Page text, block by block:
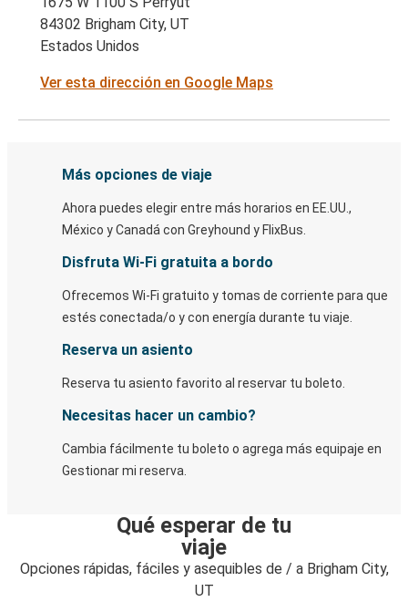
84302 Brigham City, UT
Estados Unidos
Ver esta dirección en Google Maps
Más opciones de viaje
Ahora puedes elegir entre más horarios en EE.UU.,
México y Canadá con Greyhound y FlixBus.
Disfruta Wi-Fi gratuita a bordo
Ofrecemos Wi-Fi gratuito y tomas de corriente para que
estés conectada/o y con energía durante tu viaje.
Reserva un asiento
Reserva tu asiento favorito al reservar tu boleto.
Necesitas hacer un cambio?
Cambia fácilmente tu boleto o agrega más equipaje en
Gestionar mi reserva.
Qué esperar de tu
viaje
Opciones rápidas, fáciles y asequibles de / a Brigham City,
UT